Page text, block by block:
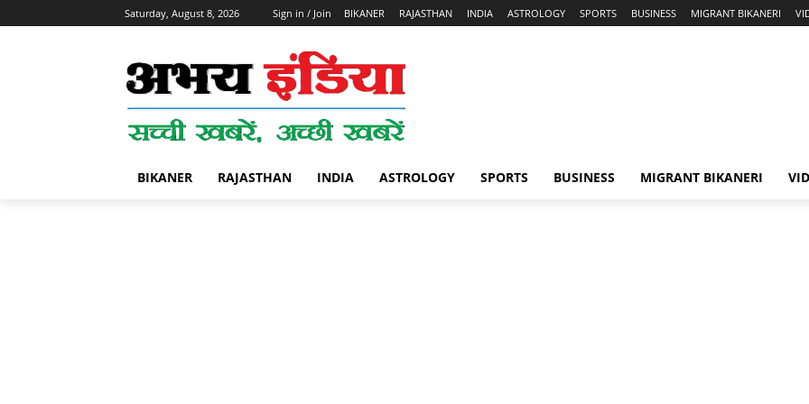
Saturday, August 8, 2026 Sign in / Join BIKANER RAJASTHAN INDIA ASTROLOGY SPORTS BUSINESS MIGRANT BIKANERI
BIKANER RAJASTHAN INDIA ASTROLOGY SPORTS BUSINESS MIGRANT BIKANERI